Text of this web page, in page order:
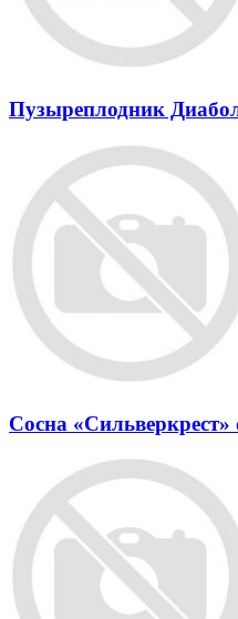
Пузыреплодник
Сосна «Сильверкрест»